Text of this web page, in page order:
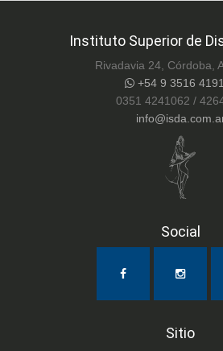
Instituto Superior de
Rivadavia 24, Córdoba,
+54 9 3516
0351 4241062 /
Social
Sitio